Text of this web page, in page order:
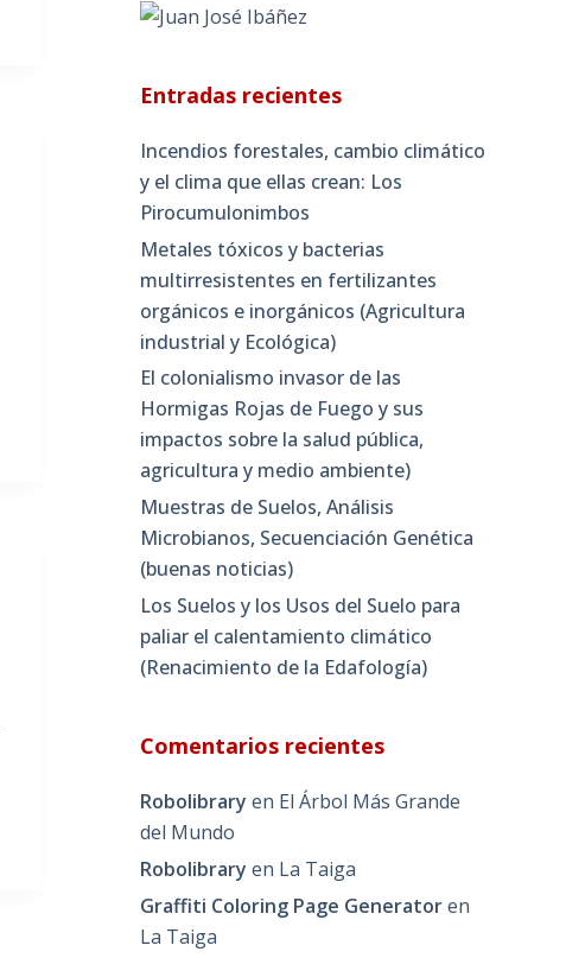
Entradas recientes
Incendios forestales, cambio climático
y el clima que ellas crean: Los
Pirocumulonimbos
Metales tóxicos y bacterias
multirresistentes en fertilizantes
orgánicos e inorgánicos (Agricultura
industrial y Ecológica)
El colonialismo invasor de las
Hormigas Rojas de Fuego y sus
impactos sobre la salud pública,
agricultura y medio ambiente)
Muestras de Suelos, Análisis
Microbianos, Secuenciación Genética
(buenas noticias)
Los Suelos y los Usos del Suelo para
paliar el calentamiento climático
(Renacimiento de la Edafología)
Comentarios recientes
Robolibrary en El Árbol Más Grande
del Mundo
Robolibrary en La Taiga
Graffiti Coloring Page Generatoren
La Taiga